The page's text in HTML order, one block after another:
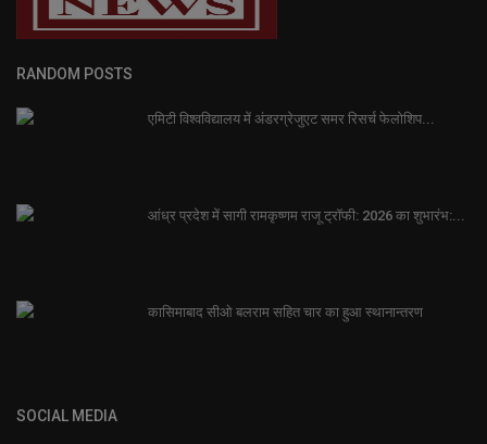
RANDOM POSTS
एमिटी विश्वविद्यालय में अंडरग्रेजुएट समर रिसर्च फेलोशिप...
आंध्र प्रदेश में सागी रामकृष्णम राजू ट्रॉफी: 2026 का शुभारंभ:...
कासिमाबाद सीओ बलराम सहित चार का हुआ स्थानान्तरण
SOCIAL MEDIA